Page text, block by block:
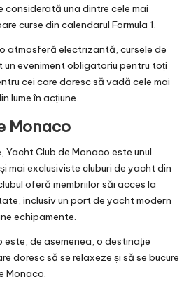
considerată una dintre cele mai
curse din calendarul Formula 1.
atmosferă electrizantă, cursele de
un eveniment obligatoriu pentru toți
cei care doresc să vadă cele mai
lume în acțiune.
Monaco
Yacht Club de Monaco este unul
mai exclusiviste cluburi de yacht din
oferă membriilor săi acces la
inclusiv un port de yacht modern
echipamente.
este, de asemenea, o destinație
doresc să se relaxeze și să se bucure
Monaco.